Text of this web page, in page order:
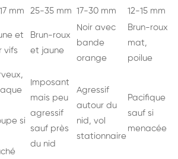
mm 25-35 mm 17-30 mm 12-15 mm
et
vifs
Brun-roux
et jaune
Noir avec
bande
orange
Brun-roux
mat,
poilue
si
Imposant
mais peu
agressif
sauf près
du nid
Agressif
autour du
nid, vol
stationnaire
Pacifique
sauf si
menacée